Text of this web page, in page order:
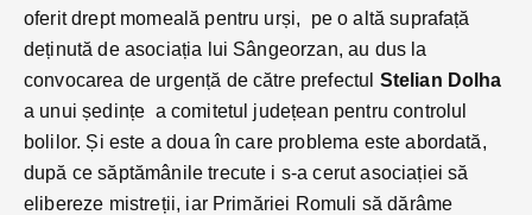
oferit drept momeală pentru urși, pe o altă suprafață
deținută de asociația lui Sângeorzan, au dus la
convocarea de urgență de către prefectul Stelian Dolha
a unui ședințe a comitetul județean pentru controlul
bolilor. Și este a doua în care problema este abordată,
după ce săptămânile trecute i s-a cerut asociației să
elibereze mistreții, iar Primăriei Romuli să dărâme